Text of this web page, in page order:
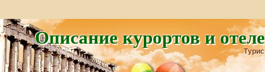
Описание курортов и